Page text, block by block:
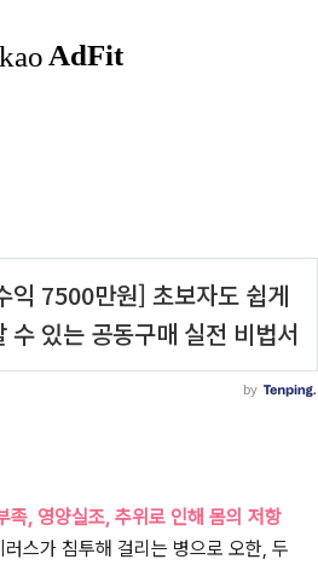
족, 영양실조, 추위로 인해 몸의 저항
러스가 침투해 걸리는 병으로 오한, 두